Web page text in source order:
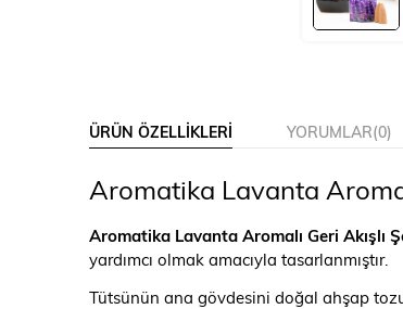
ÜRÜN ÖZELLIKLERI YORUMLAR(0)
Aromatika Lavanta
Aromatika Lavanta Aromalı Geri Akışlı
yardımcı olmak amacıyla tasarlanmıştır.
Tütsünün ana gövdesini doğal ahşap